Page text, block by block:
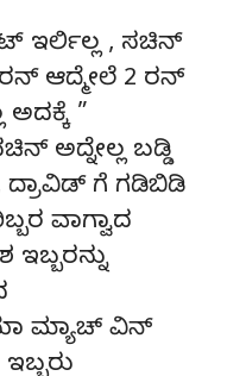
ಇರ್ಲಿಲ್ಲ , ಸಚಿನ್
ಆದ್ಮೇಲೆ 2 ರನ್
”
ಅದ್ನೇಲ್ಲ ಬಡ್ಡಿ
ದ್ರಾವಿಡ್ ಗೆ ಗಡಿಬಿಡಿ
ವಾಗ್ವಾದ
ಮ್ಯಾಚ್ ವಿನ್